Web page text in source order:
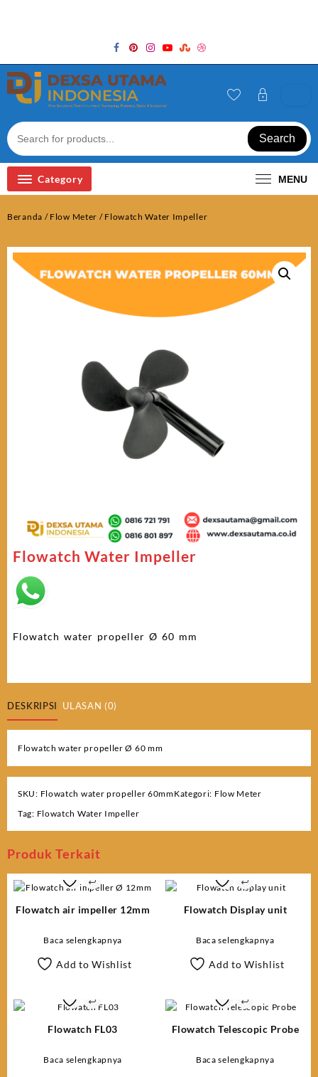
Search
Category MENU
Beranda / Flow Meter / Flowatch Water Impeller
Flowatch Water Impeller
Flowatch water propeller Ø 60 mm
DESKRIPSI ULASAN (0)
Flowatch water propeller Ø 60 mm
SKU: Flowatch water propeller 60mmKategori: Flow Meter
Tag: Flowatch Water Impeller
Produk Terkait
Flowatch air impeller 12mm
Baca selengkapnya
Add to Wishlist
Flowatch Display unit
Baca selengkapnya
Add to Wishlist
Flowatch FL03
Baca selengkapnya
Flowatch Telescopic Probe
Baca selengkapnya